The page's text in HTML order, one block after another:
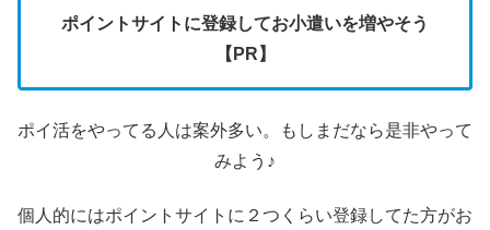
ポイントサイトに登録してお小遣いを増やそう
【PR】
ポイ活をやってる人は案外多い。もしまだなら是非やって
みよう♪
個人的にはポイントサイトに２つくらい登録してた方がお